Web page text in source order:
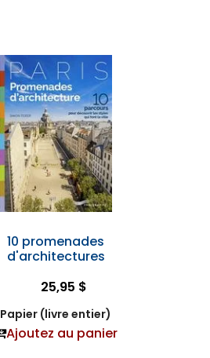
10 promenades
d'architectures
25,95 $
Papier (livre entier)
Ajoutez au panier